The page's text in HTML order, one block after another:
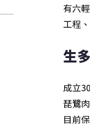
有六
工程
生
成立
琵鷺
目前